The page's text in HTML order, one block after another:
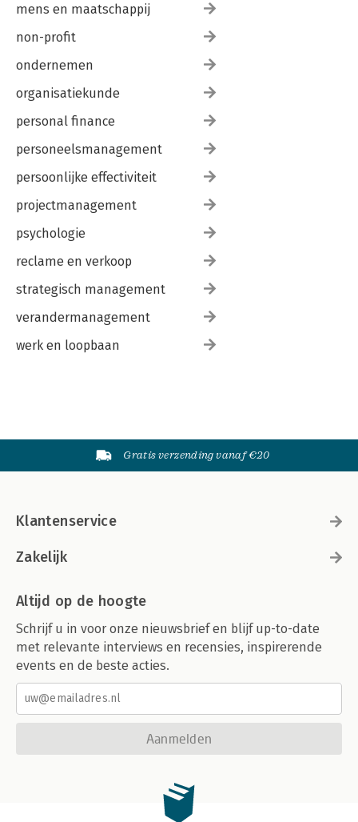
mens en maatschappij
non-profit
ondernemen
organisatiekunde
personal finance
personeelsmanagement
persoonlijke effectiviteit
projectmanagement
psychologie
reclame en verkoop
strategisch management
verandermanagement
werk en loopbaan
Gratis verzending vanaf €20
Klantenservice
Zakelijk
Altijd op de hoogte
Schrijf u in voor onze nieuwsbrief en blijf up-to-date
met relevante interviews en recensies, inspirerende
events en de beste acties.
Aanmelden